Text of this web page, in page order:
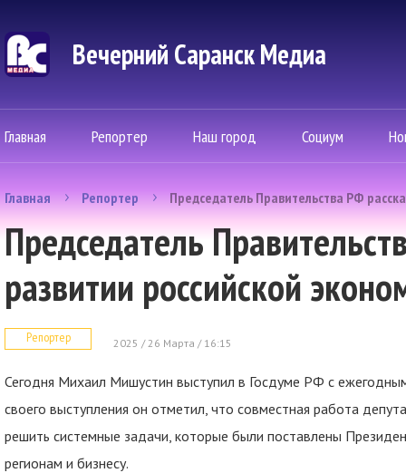
Вечерний Саранск Mедиа
Главная Репортер Наш город Социум
Главная Репортер Председатель Правительства РФ
Председатель
развитии российской
Репортер 2025 / 26 Марта / 16:15
Сегодня Михаил Мишустин выступил в Госдуме РФ с
своего выступления он отметил, что совместная работа
решить системные задачи, которые были поставлены
регионам и бизнесу.